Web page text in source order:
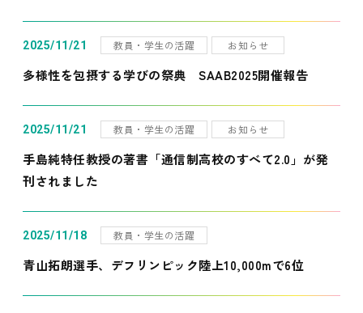
2025/11/21 教員・学生の活躍 お知らせ
多様性を包摂する学びの祭典 SAAB2025開催報告
2025/11/21 教員・学生の活躍 お知らせ
手島純特任教授の著書「通信制高校のすべて2.0」が発
刊されました
2025/11/18 教員・学生の活躍
青山拓朗選手、デフリンピック陸上10,000mで6位